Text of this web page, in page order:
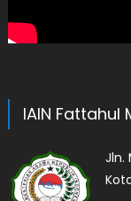
IAIN Fattahul
Jln.